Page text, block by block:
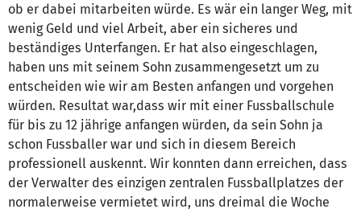
ob er dabei mitarbeiten würde. Es wär ein langer Weg, mit
wenig Geld und viel Arbeit, aber ein sicheres und
beständiges Unterfangen. Er hat also eingeschlagen,
haben uns mit seinem Sohn zusammengesetzt um zu
entscheiden wie wir am Besten anfangen und vorgehen
würden. Resultat war,dass wir mit einer Fussballschule
für bis zu 12 jährige anfangen würden, da sein Sohn ja
schon Fussballer war und sich in diesem Bereich
professionell auskennt. Wir konnten dann erreichen, dass
der Verwalter des einzigen zentralen Fussballplatzes der
normalerweise vermietet wird, uns dreimal die Woche